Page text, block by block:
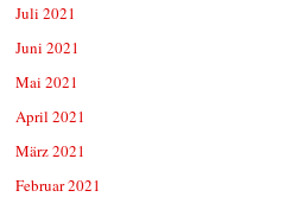
Juli 2021
Juni 2021
Mai 2021
April 2021
März 2021
Februar 2021